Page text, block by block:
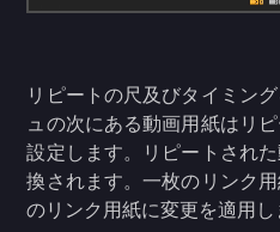
リピートの尺及びタイミン
ュの次にある動画用紙はリ
設定します。リピートされ
換されます。一枚のリンク
のリンク用紙に変更を適用し